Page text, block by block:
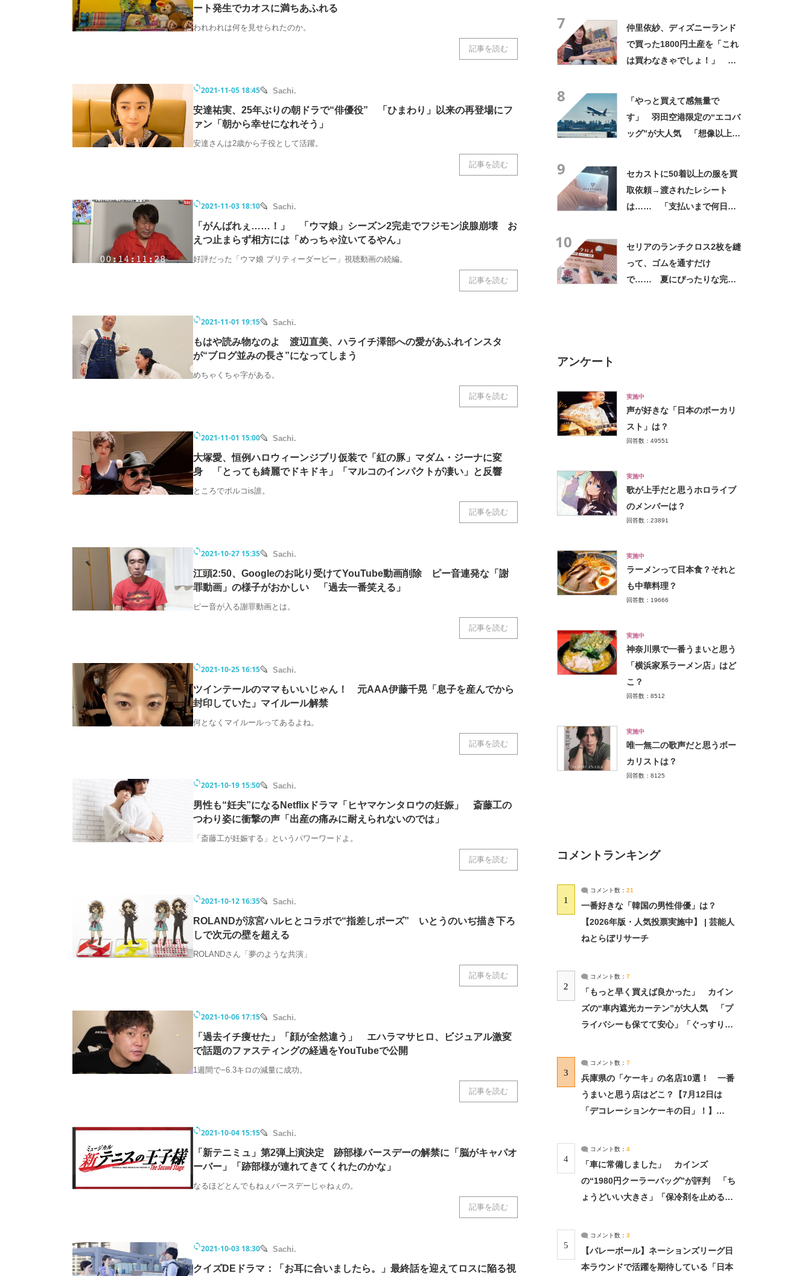
ート発生でカオスに満ちあふれる
われわれは何を見せられたのか。
記事を読む
2021-11-05 18:45 Sachi.
安達祐実、25年ぶりの朝ドラで“俳優役” 「ひまわり」以来の再登場にフ
ァン「朝から幸せになれそう」
安達さんは2歳から子役として活躍。
記事を読む
2021-11-03 18:10 Sachi.
「がんばれぇ……！」 「ウマ娘」シーズン2完走でフジモン涙腺崩壊 お
えつ止まらず相方には「めっちゃ泣いてるやん」
好評だった「ウマ娘 プリティーダービー」視聴動画の続編。
記事を読む
2021-11-01 19:15 Sachi.
もはや読み物なのよ 渡辺直美、ハライチ澤部への愛があふれインスタ
が“ブログ並みの長さ”になってしまう
めちゃくちゃ字がある。
記事を読む
2021-11-01 15:00 Sachi.
大塚愛、恒例ハロウィーンジブリ仮装で「紅の豚」マダム・ジーナに変
身 「とっても綺麗でドキドキ」「マルコのインパクトが凄い」と反響
ところでポルコis誰。
記事を読む
2021-10-27 15:35 Sachi.
江頭2:50、Googleのお叱り受けてYouTube動画削除 ピー音連発な「謝
罪動画」の様子がおかしい 「過去一番笑える」
ピー音が入る謝罪動画とは。
記事を読む
2021-10-25 16:15 Sachi.
ツインテールのママもいいじゃん！ 元AAA伊藤千晃「息子を産んでから
封印していた」マイルール解禁
何となくマイルールってあるよね。
記事を読む
2021-10-19 15:50 Sachi.
男性も“妊夫”になるNetflixドラマ「ヒヤマケンタロウの妊娠」 斎藤工の
つわり姿に衝撃の声「出産の痛みに耐えられないのでは」
「斎藤工が妊娠する」というパワーワードよ。
記事を読む
2021-10-12 16:35 Sachi.
ROLANDが涼宮ハルヒとコラボで“指差しポーズ” いとうのいぢ描き下ろ
しで次元の壁を超える
ROLANDさん「夢のような共演」
記事を読む
2021-10-06 17:15 Sachi.
「過去イチ痩せた」「顔が全然違う」 エハラマサヒロ、ビジュアル激変
で話題のファスティングの経過をYouTubeで公開
1週間で−6.3キロの減量に成功。
記事を読む
2021-10-04 15:15 Sachi.
「新テニミュ」第2弾上演決定 跡部様バースデーの解禁に「脳がキャパオ
ーバー」「跡部様が連れてきてくれたのかな」
なるほどとんでもねぇバースデーじゃねぇの。
記事を読む
2021-10-03 18:30 Sachi.
クイズDEドラマ：「お耳に合いましたら。」最終話を迎えてロスに陥る視
7
仲里依紗、ディズニーランド
で買った1800円土産を「これ
は買わなきゃでしょ！」
8
「やっと買えて感無量で
す」 羽田空港限定の“エコバ
ッグ”が大人気 「想像以上に
9
セカストに50着以上の服を買
取依頼→渡されたレシート
は…… 「支払いまで何日か
10
セリアのランチクロス2枚を縫
って、ゴムを通すだけ
で…… 夏にぴったりな完成
アンケート
実施中
声が好きな「日本のボーカリ
スト」は？
回答数：49551
実施中
歌が上手だと思うホロライブ
のメンバーは？
回答数：23891
実施中
ラーメンって日本食？それと
も中華料理？
回答数：19666
実施中
神奈川県で一番うまいと思う
「横浜家系ラーメン店」はど
こ？
回答数：8512
実施中
唯一無二の歌声だと思うボー
カリストは？
回答数：8125
コメントランキング
1
コメント数： 21
一番好きな「韓国の男性俳優」は？
【2026年版・人気投票実施中】 | 芸能人
ねとらぼリサーチ
2
コメント数： 7
「もっと早く買えば良かった」 カイン
ズの“車内遮光カーテン”が大人気 「プ
ライバシーも保てて安心」「ぐっすり眠
3
コメント数： 7
兵庫県の「ケーキ」の名店10選！ 一番
うまいと思う店はどこ？【7月12日は
「デコレーションケーキの日」！】
4
コメント数： 4
「車に常備しました」 カインズ
の“1980円クーラーバッグ”が評判 「ち
ょうどいい大きさ」「保冷剤を止めるベ
5
コメント数： 3
【バレーボール】ネーションズリーグ日
本ラウンドで活躍を期待している「日本